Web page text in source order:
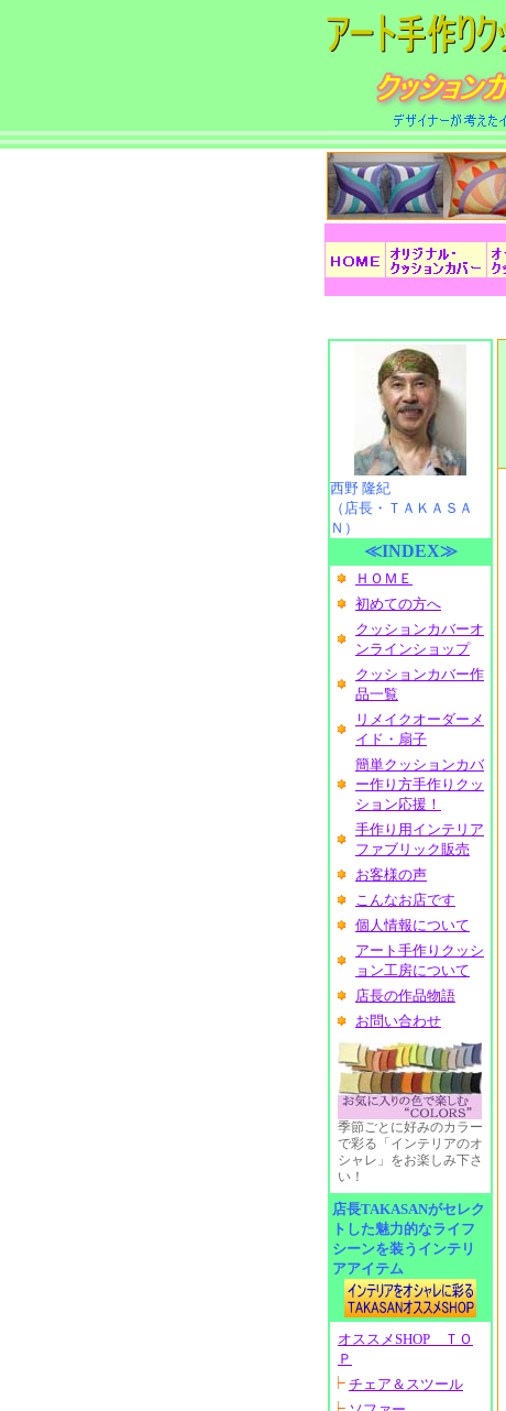
西野 隆紀
（店長・ＴＡＫＡＳＡ
Ｎ）
≪INDEX≫
ＨＯＭＥ
初めての方へ
クッションカバーオ
ンラインショップ
クッションカバー作
品一覧
リメイクオーダーメ
イド・扇子
簡単クッションカバ
ー作り方手作りクッ
ション応援！
手作り用インテリア
ファブリック販売
お客様の声
こんなお店です
個人情報について
アート手作りクッシ
ョン工房について
店長の作品物語
お問い合わせ
季節ごとに好みのカラー
で彩る「インテリアのオ
シャレ」をお楽しみ下さ
い！
店長TAKASANがセレク
トした魅力的なライフ
シーンを装うインテリ
アアイテム
オススメSHOP ＴＯ
Ｐ
チェア＆スツール